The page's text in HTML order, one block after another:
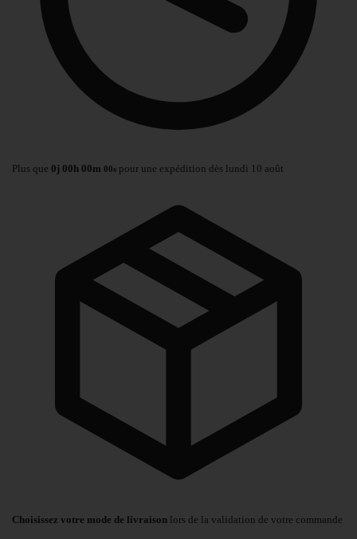
Plus que 0j 00h 00m 00s pour une expédition dès lundi 10 août
Choisissez votre mode de livraison lors de la validation de votre commande